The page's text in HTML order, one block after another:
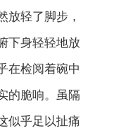
放轻了脚步，
下身轻轻地放
在检阅着碗中
的脆响。虽隔
似乎足以扯痛